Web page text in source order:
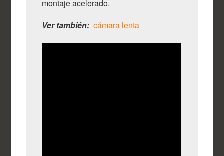
montaje acelerado.
Ver también: cámara lenta